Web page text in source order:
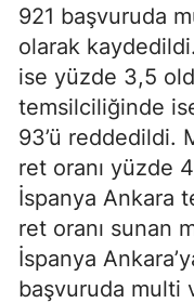
921 başvuruda
olarak
ise yüzde 3,5
temsilciliğinde
93’ü reddedildi.
ret oranı yüzde
İspanya Ankara
ret oranı sunan
İspanya
başvuruda multi